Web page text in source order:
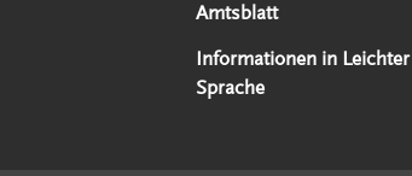
Amtsblatt
Informationen in Leichter
Sprache